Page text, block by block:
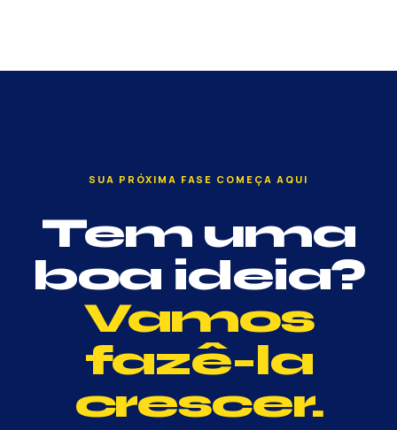
SUA PRÓXIMA FASE COMEÇA AQUI
Tem uma
boa ideia?
Vamos
fazê-la
crescer.